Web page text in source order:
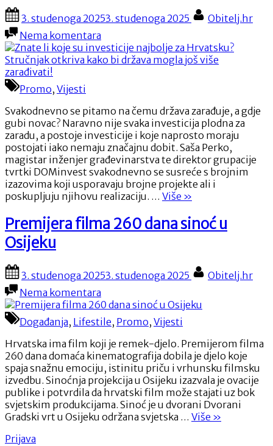
sada
let
prema
Nebu”
Posted
on
3. studenoga 20253. studenoga 2025 By
Obitelj.hr
Nema komentara
Znate
li
koje
najbolje
za
Hrvatsku?
Stručnjak
otkriva
kako
bi
država
mogla
više
Promo, Vijesti
Svakodnevno se pitamo na čemu država zarađuje, a gdje
gubi novac? Naravno nije svaka investicija plodna za
zaradu, a postoje investicije i koje naprosto moraju
postojati iako nemaju značajnu dobit. Saša Perko,
magistar inženjer građevinarstva te direktor grupacije
tvrtki DOMinvest svakodnevno se susreće s brojnim
izazovima koji usporavaju brojne projekte ali i
poskupljuju njihovu realizaciju. … Više “Znate
koje
su
za
Hrvatsku?
otkriva
kako
bi
država
mogla
još
više
zarađivati!”
»
Premijera filma 260 dana sinoć u
Osijeku
Posted
on
3. studenoga 20253. studenoga 2025 By
Obitelj.hr
Nema komentara
Premijera
filma
260
sinoć
u
Osijeku
Događanja, Lifestile, Promo, Vijesti
Hrvatska ima film koji je remek-djelo. Premijerom filma
260 dana domaća kinematografija dobila je djelo koje
spaja snažnu emociju, istinitu priču i vrhunsku filmsku
izvedbu. Sinoćnja projekcija u Osijeku izazvala je ovacije
publike i potvrdila da hrvatski film može stajati uz bok
svjetskim produkcijama. Sinoć je u dvorani Dvorani
Gradski vrt u Osijeku održana svjetska … Više “Premijera
»
Prijava